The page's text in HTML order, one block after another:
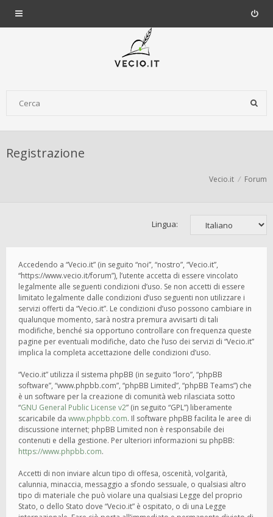
Registrazione
Vecio.it Forum
Lingua:
Accedendo a “Vecio.it” (in seguito “noi”, “nostro”, “Vecio.it”,
“https://www.vecio.it/forum”), l’utente accetta di essere vincolato
legalmente alle seguenti condizioni d’uso. Se non accetti di essere
limitato legalmente dalle condizioni d’uso seguenti non utilizzare i
servizi offerti da “Vecio.it”. Le condizioni d’uso possono cambiare in
qualunque momento, sarà nostra premura avvisarti di tali
modifiche, benché sia opportuno controllare con frequenza queste
pagine per eventuali modifiche, dato che l’uso dei servizi di “Vecio.it”
implica la completa accettazione delle condizioni d’uso.
“Vecio.it” utilizza il sistema phpBB (in seguito “loro”, “phpBB
software”, “www.phpbb.com”, “phpBB Limited”, “phpBB Teams”) che
è un software per la creazione di comunità web rilasciata sotto
“GNU General Public License v2” (in seguito “GPL”) liberamente
scaricabile da www.phpbb.com. Il software phpBB facilita le aree di
discussione internet; phpBB Limited non è responsabile dei
contenuti e della gestione. Per ulteriori informazioni su phpBB:
https://www.phpbb.com.
Accetti di non inviare alcun tipo di offesa, oscenità, volgarità,
calunnia, minaccia, messaggio a sfondo sessuale, o qualsiasi altro
tipo di materiale che può violare una qualsiasi Legge del proprio
Stato, o dello Stato dove “Vecio.it” è ospitato, o di una Legge